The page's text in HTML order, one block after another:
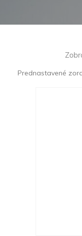
Prednastavené